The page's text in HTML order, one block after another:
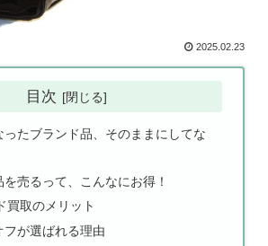
2025.02.23
目次
ったブランド品、そのままにしてな
売るって、こんなにお得！
買取のメリット
が選ばれる理由